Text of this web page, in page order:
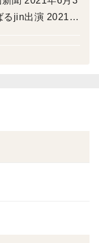
jin出演 2021年